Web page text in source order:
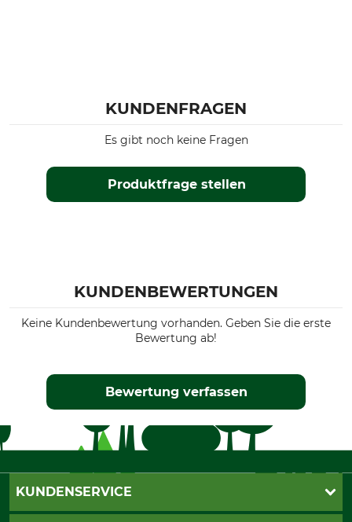
KUNDENFRAGEN
Produktfrage stellen
Es gibt noch keine Fragen
KUNDENBEWERTUNGEN
Keine Kundenbewertung vorhanden. Geben Sie die erste
Bewertung ab!
Bewertung verfassen
KUNDENSERVICE